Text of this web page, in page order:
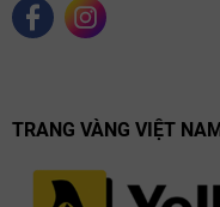
TRANG VÀNG VIỆT